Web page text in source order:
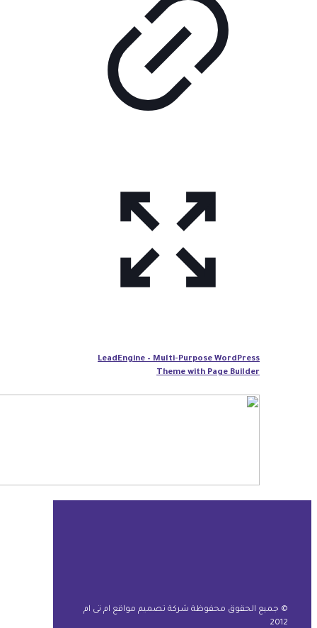
LeadEngine – Multi-Purpose WordPress
Theme with Page Builder
© جميع الحقوق محفوظة شركة تصميم مواقع ام تى ام
2012